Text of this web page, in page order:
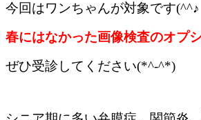
今回はワンちゃんが対象です(^^♪
春にはなかった画像検査のオプ
ぜひ受診してください(*^-^*)